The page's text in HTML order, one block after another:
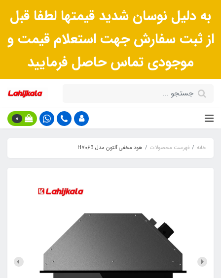
به دلیل نوسان شدید قیمتها لطفا قبل
از ثبت سفارش جهت استعلام قیمت و
موجودی تماس حاصل فرمایید
0
خانه فهرست محصولات هود مخفی آلتون مدل H706B